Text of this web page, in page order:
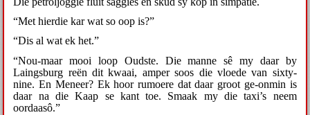
“Met hierdie kar wat so oop is?”
“Dis al wat ek het.”
“Nou-maar mooi loop Oudste. Die manne sê my daar by
Laingsburg reën dit kwaai, amper soos die vloede van sixty-
nine. En Meneer? Ek hoor rumoere dat daar groot ge-onmin is
daar na die Kaap se kant toe. Smaak my die taxi’s neem
oordaasô.”